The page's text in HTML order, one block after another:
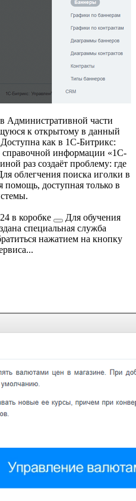
Административной части
к открытому в данный
как в 1С-Битрикс:
информации «1С-
раз создаёт проблему: где
облегчения поиска иголки в
помощь, доступная только в
в коробке
Для обучения
специальная служба
нажатием на кнопку